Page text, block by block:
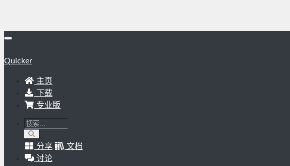
Quicker
主页
下载
专业版
分享
文档
讨论